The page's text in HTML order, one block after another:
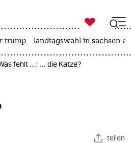
zahl ich
ich

taz zahl ich
trump landtagswahl in sachsen-
fehlt …: … die Katze?
teilen